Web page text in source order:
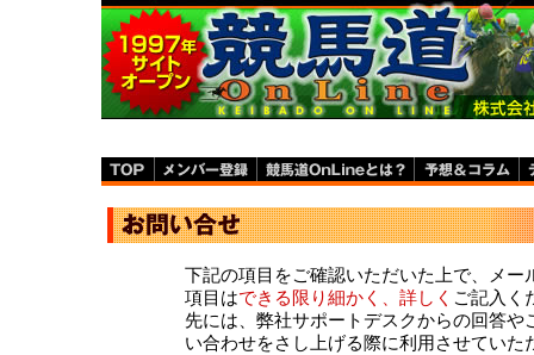
下記の項目をご確認いただいた上で、メー
項目はできる限り細かく、詳し く ご記入く
先には、弊社サポートデスクからの回答や
い合わせをさし上げる際に利用させていた